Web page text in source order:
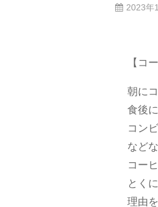
2023年
【コ
朝に
食後
コン
などな
コー
とく
理由